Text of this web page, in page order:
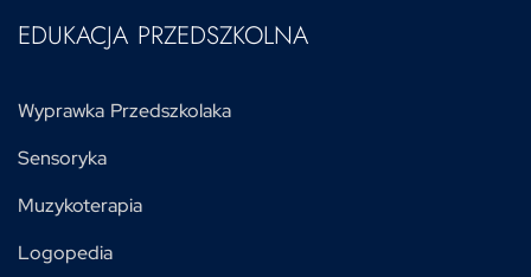
EDUKACJA PRZEDSZKOLNA
Wyprawka Przedszkolaka
Sensoryka
Muzykoterapia
Logopedia